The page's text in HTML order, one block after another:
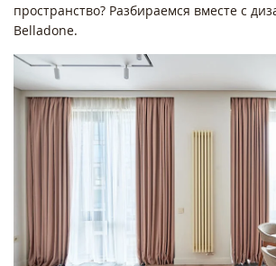
пространство? Разбираемся вместе с
Belladone.